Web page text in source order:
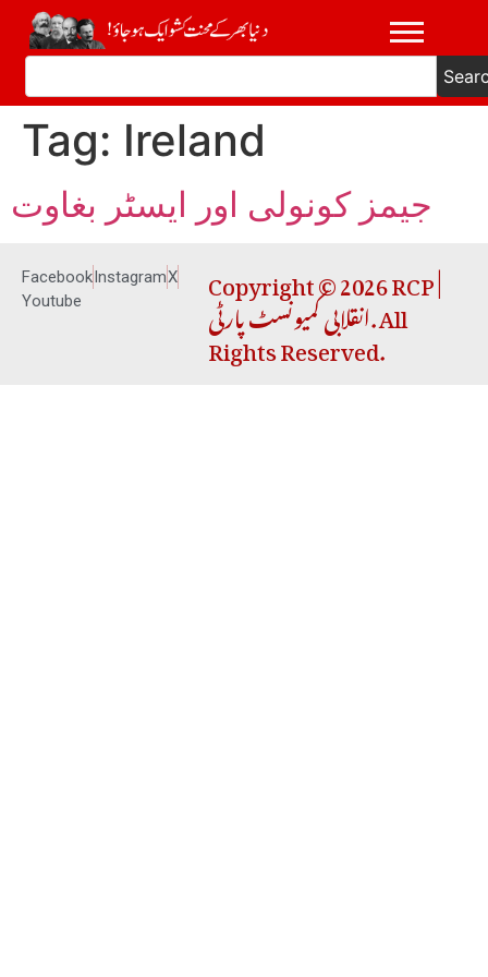
Tag: Ireland
جیمز کونولی اور ایسٹر بغاوت
FacebookInstagramX
Youtube
Copyright © 2026 RCP |
انقلابی کمیونسٹ پارٹی. All
Rights Reserved.